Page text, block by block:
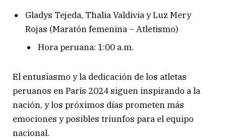
Gladys Tejeda, Thalia Valdivia y Luz Mery
Rojas (Maratón femenina – Atletismo)
Hora peruana: 1:00 a.m.
El entusiasmo y la dedicación de los atletas
peruanos en París 2024 siguen inspirando a la
nación, y los próximos días prometen más
emociones y posibles triunfos para el equipo
nacional.